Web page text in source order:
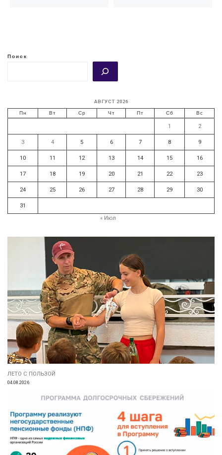
Поиск
АВГУСТ 2026
Пн Вт Ср Чт Пт Сб Вс
1 2
3 4 5 6 7 8 9
10 11 12 13 14 15 16
17 18 19 20 21 22 23
24 25 26 27 28 29 30
31
« Июл
ЛЕТО С ПОЛЬЗОЙ
04.08.2026